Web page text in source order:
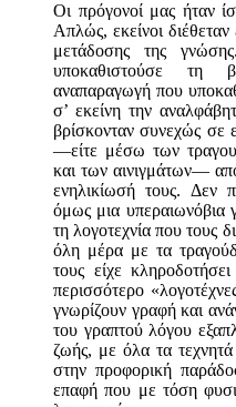
Οι πρόγονοί μας ήταν
Απλώς, εκείνοι
μετάδοσης της
υποκαθιστούσε τη
αναπαραγωγή που
σ’ εκείνη την
βρίσκονταν συνεχώς
—είτε μέσω των
και των αινιγμάτων—
ενηλικίωσή τους. Δεν
όμως μια υπεραιωνόβια
τη λογοτεχνία που τους
όλη μέρα με τα
τους είχε
περισσότερο
γνωρίζουν γραφή και
του γραπτού λόγου
ζωής, με όλα τα
στην προφορική
επαφή που με τόση